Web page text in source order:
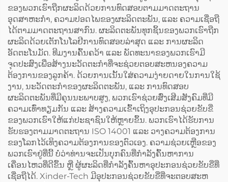
ຂອງພວກເຮົາຖືກຜະລິດດ້ວຍການທົດສອບຕາມມາດຕະຖານ
ອຸດສາຫະກຳ, ຄວາມປອດໄພຂອງຜະລິດຕະພັນ, ແລະ ຄວາມເຊື່ອຖື
ໄດ້ຕາມມາດຕະຖານສາກົນ. ຜະລິດຕະພັນທຸກຊິ້ນຂອງພວກເຮົາຖືກ
ຜະລິດດ້ວຍເຕັກໂນໂລຢີການທົດສອບລ່າສຸດ ແລະ ການຜະລິດ
ອັດຕະໂນມັດ. ທີມງານຄົ້ນຄວ້າ ແລະ ພັດທະນາຂອງພວກເຮົາມີ
ຈຸດປະສົງເພື່ອສ້າງນະວັດຕະກຳທີ່ຈະຊ່ວຍຕອບສະຫນອງຄວາມ
ຕ້ອງການຂອງລູກຄ້າ. ດ້ວຍການເນັ້ນໃສ່ຄວາມງ່າຍດາຍໃນການໃຊ້
ງານ, ນະວັດຕະກຳຂອງຜະລິດຕະພັນ, ແລະ ການທົດສອບ
ຜະລິດຕະພັນທີ່ມີຄຸນນະພາບສູງ, ພວກເຮົາຊ່ວຍສົ່ງເສີມສັງຄົມທີ່ມີ
ຄວາມເທົ່າທຽມກັນ ແລະ ສ້າງຄວາມເຂົ້າເຖິງອຸປະກອນຊ່ວຍຂັບຂີ່
ຂອງພວກເຮົາໃຫ້ແກ່ປະຊາຊົນໃຫ້ຫຼາຍຂຶ້ນ. ພວກເຮົາໄດ້ຮັບການ
ຮັບຮອງຕາມມາດຕະຖານ ISO 14001 ແລະ ວາງຄວາມຕ້ອງການ
ຂອງໂລກໄວ້ເທິງຄວາມຕ້ອງການຂອງຕົວເອງ. ຄວາມຊ່ວຍເຫຼືອຂອງ
ພວກເຮົາຢູ່ທີ່ນີ້ ບໍ່ວ່າທ່ານຈະເປັນບຸກຄົນທີ່ກຳລັງຄົ້ນຫາການ
ເຄື່ອນໄຫວທີ່ດີຂຶ້ນ ຫຼື ຜູ້ຜະລິດທີ່ກຳລັງຄົ້ນຫາອຸປະກອນຊ່ວຍຂັບຂີ່ທີ່
ເຊື່ອຖືໄດ້. Xinder-Tech ມີອຸປະກອນຊ່ວຍຂັບຂີ່ທີ່ຈະຕອບສະຫ